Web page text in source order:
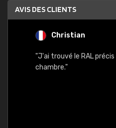
AVIS DES CLIENTS
Christian
"J'ai trouvé le RAL
chambre."